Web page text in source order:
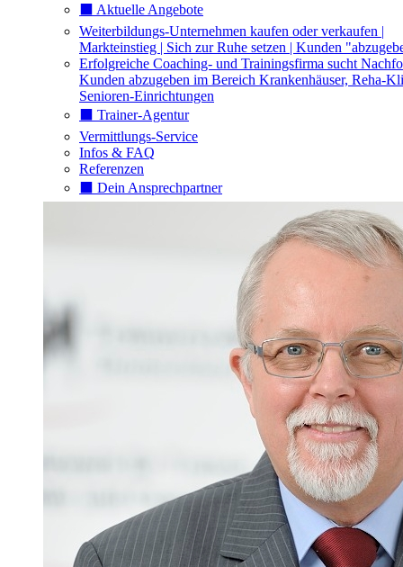
⬛️ Aktuelle Angebote
Weiterbildungs-Unternehmen kaufen oder verkaufen |
Markteinstieg | Sich zur Ruhe setzen | Kunden
Erfolgreiche Coaching- und Trainingsfirma sucht
Kunden abzugeben im Bereich Krankenhäuser, Reha-
Senioren-Einrichtungen
⬛️ Trainer-Agentur
Vermittlungs-Service
Infos & FAQ
Referenzen
⬛️ Dein Ansprechpartner